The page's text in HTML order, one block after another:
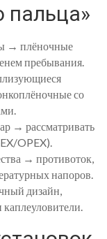
пальца»
→ плёночные
пребывания.
со
→ рассматривать
OPEX).
→ противоток,
напоров.
дизайн,